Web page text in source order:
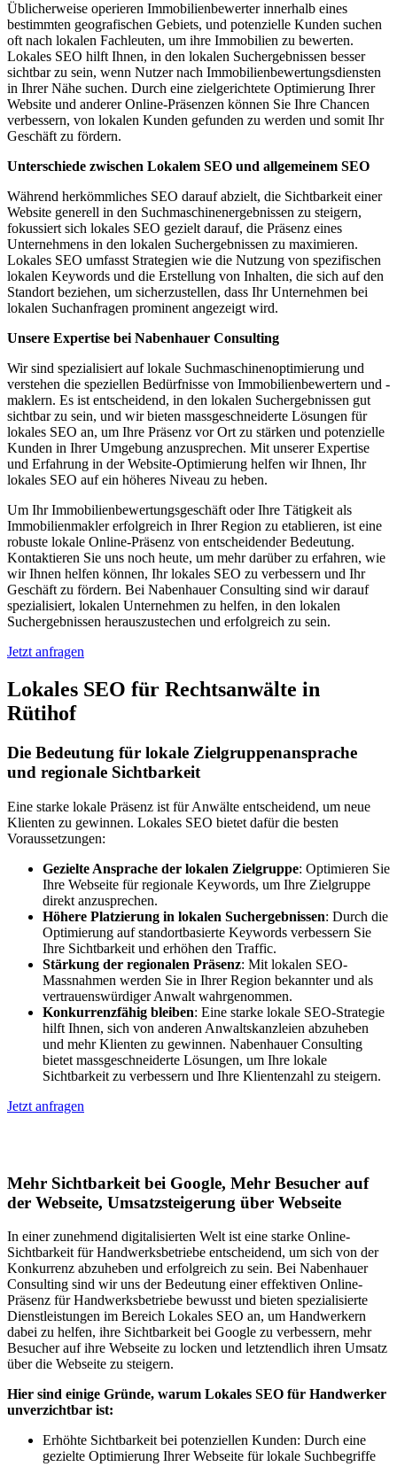
Üblicherweise operieren Immobilienbewerter innerhalb eines
bestimmten geografischen Gebiets, und potenzielle Kunden suchen
oft nach lokalen Fachleuten, um ihre Immobilien zu bewerten.
Lokales SEO hilft Ihnen, in den lokalen Suchergebnissen besser
sichtbar zu sein, wenn Nutzer nach Immobilienbewertungsdiensten
in Ihrer Nähe suchen. Durch eine zielgerichtete Optimierung Ihrer
Website und anderer Online-Präsenzen können Sie Ihre Chancen
verbessern, von lokalen Kunden gefunden zu werden und somit Ihr
Geschäft zu fördern.
Unterschiede zwischen Lokalem SEO und allgemeinem SEO
Während herkömmliches SEO darauf abzielt, die Sichtbarkeit einer
Website generell in den Suchmaschinenergebnissen zu steigern,
fokussiert sich lokales SEO gezielt darauf, die Präsenz eines
Unternehmens in den lokalen Suchergebnissen zu maximieren.
Lokales SEO umfasst Strategien wie die Nutzung von spezifischen
lokalen Keywords und die Erstellung von Inhalten, die sich auf den
Standort beziehen, um sicherzustellen, dass Ihr Unternehmen bei
lokalen Suchanfragen prominent angezeigt wird.
Unsere Expertise bei Nabenhauer Consulting
Wir sind spezialisiert auf lokale Suchmaschinenoptimierung und
verstehen die speziellen Bedürfnisse von Immobilienbewertern und -
maklern. Es ist entscheidend, in den lokalen Suchergebnissen gut
sichtbar zu sein, und wir bieten massgeschneiderte Lösungen für
lokales SEO an, um Ihre Präsenz vor Ort zu stärken und potenzielle
Kunden in Ihrer Umgebung anzusprechen. Mit unserer Expertise
und Erfahrung in der Website-Optimierung helfen wir Ihnen, Ihr
lokales SEO auf ein höheres Niveau zu heben.
Um Ihr Immobilienbewertungsgeschäft oder Ihre Tätigkeit als
Immobilienmakler erfolgreich in Ihrer Region zu etablieren, ist eine
robuste lokale Online-Präsenz von entscheidender Bedeutung.
Kontaktieren Sie uns noch heute, um mehr darüber zu erfahren, wie
wir Ihnen helfen können, Ihr lokales SEO zu verbessern und Ihr
Geschäft zu fördern. Bei Nabenhauer Consulting sind wir darauf
spezialisiert, lokalen Unternehmen zu helfen, in den lokalen
Suchergebnissen herauszustechen und erfolgreich zu sein.
Jetzt anfragen
Lokales SEO für Rechtsanwälte in
Rütihof
Die Bedeutung für lokale Zielgruppenansprache
und regionale Sichtbarkeit
Eine starke lokale Präsenz ist für Anwälte entscheidend, um neue
Klienten zu gewinnen. Lokales SEO bietet dafür die besten
Voraussetzungen:
Gezielte Ansprache der lokalen Zielgruppe: Optimieren Sie
Ihre Webseite für regionale Keywords, um Ihre Zielgruppe
direkt anzusprechen.
Höhere Platzierung in lokalen Suchergebnissen: Durch die
Optimierung auf standortbasierte Keywords verbessern Sie
Ihre Sichtbarkeit und erhöhen den Traffic.
Stärkung der regionalen Präsenz: Mit lokalen SEO-
Massnahmen werden Sie in Ihrer Region bekannter und als
vertrauenswürdiger Anwalt wahrgenommen.
Konkurrenzfähig bleiben: Eine starke lokale SEO-Strategie
hilft Ihnen, sich von anderen Anwaltskanzleien abzuheben
und mehr Klienten zu gewinnen. Nabenhauer Consulting
bietet massgeschneiderte Lösungen, um Ihre lokale
Sichtbarkeit zu verbessern und Ihre Klientenzahl zu steigern.
Jetzt anfragen
Mehr Sichtbarkeit bei Google, Mehr Besucher auf
der Webseite, Umsatzsteigerung über Webseite
In einer zunehmend digitalisierten Welt ist eine starke Online-
Sichtbarkeit für Handwerksbetriebe entscheidend, um sich von der
Konkurrenz abzuheben und erfolgreich zu sein. Bei Nabenhauer
Consulting sind wir uns der Bedeutung einer effektiven Online-
Präsenz für Handwerksbetriebe bewusst und bieten spezialisierte
Dienstleistungen im Bereich Lokales SEO an, um Handwerkern
dabei zu helfen, ihre Sichtbarkeit bei Google zu verbessern, mehr
Besucher auf ihre Webseite zu locken und letztendlich ihren Umsatz
über die Webseite zu steigern.
Hier sind einige Gründe, warum Lokales SEO für Handwerker
unverzichtbar ist:
Erhöhte Sichtbarkeit bei potenziellen Kunden: Durch eine
gezielte Optimierung Ihrer Webseite für lokale Suchbegriffe